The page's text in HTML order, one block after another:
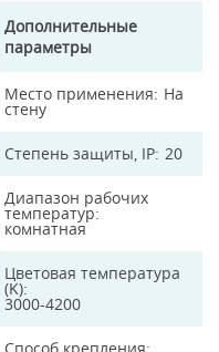
Дополнительные
параметры
Место применения На
стену
Степень защиты, IP 20
Диапазон рабочих
температур
комнатная
Цветовая температура
(K)
3000-4200